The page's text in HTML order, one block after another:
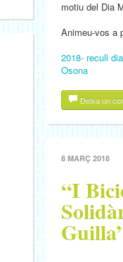
motiu del Dia
Animeu-vos a
2018- recull
Osona
Deixa un
8 MARÇ 2018
“I